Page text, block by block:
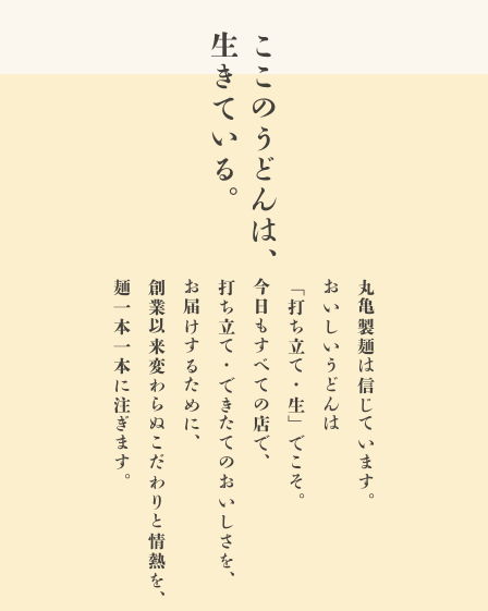
ここのうどんは、
生きている。
丸亀製麺は信じています。
おいしいうどんは
「打ち立て・生」でこそ。
今日もすべての店で、
打ち立て・できたてのおいしさを、
お届けするために、
創業以来変わらぬこだわりと情熱を、
麺一本一本に注ぎます。